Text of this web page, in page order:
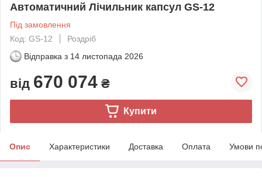
Автоматичний Лічильник капсул GS-12
Під замовлення
Код: GS-12
Роздріб
Відправка з 14 листопада 2026
від 670 074 ₴
Купити
Опис Характеристики Доставка Оплата Умови